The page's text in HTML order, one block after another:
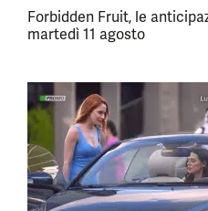
Forbidden Fruit, le
martedì 11 agosto